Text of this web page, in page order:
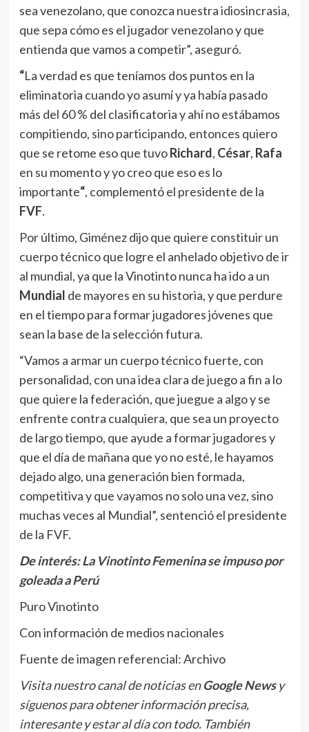
sea venezolano, que conozca nuestra idiosincrasia,
que sepa cómo es el jugador venezolano y que
entienda que vamos a competir”, aseguró.
“La verdad es que teníamos dos puntos en la
eliminatoria cuando yo asumí y ya había pasado
más del 60 % del clasificatoria y ahí no estábamos
compitiendo, sino participando, entonces quiero
que se retome eso que tuvoRichard, César, Rafa
en su momento y yo creo que eso es lo
importante“, complementó el presidente de la
FVF.
Por último, Giménez dijo que quiere constituir un
cuerpo técnico que logre el anhelado objetivo de ir
al mundial, ya que la Vinotinto nunca ha ido a un
Mundial de mayores en su historia, y que perdure
en el tiempo para formar jugadores jóvenes que
sean la base de la selección futura.
“Vamos a armar un cuerpo técnico fuerte, con
personalidad, con una idea clara de juego a fin a lo
que quiere la federación, que juegue a algo y se
enfrente contra cualquiera, que sea un proyecto
de largo tiempo, que ayude a formar jugadores y
que el día de mañana que yo no esté, le hayamos
dejado algo, una generación bien formada,
competitiva y que vayamos no solo una vez, sino
muchas veces al Mundial”, sentenció el presidente
de la FVF.
De interés:La Vinotinto Femenina se impuso por
goleada a Perú
Puro Vinotinto
Con información de medios nacionales
Fuente de imagen referencial: Archivo
Visita nuestro canal de noticias enGoogle Newsy
síguenos para obtener información precisa,
interesante y estar al día con todo. También